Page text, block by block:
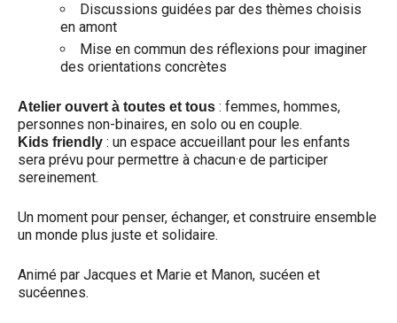
Discussions guidées par des thèmes choisis
en amont
Mise en commun des réflexions pour imaginer
des orientations concrètes
Atelier ouvert à toutes et tous : femmes, hommes,
personnes non-binaires, en solo ou en couple.
Kids friendly : un espace accueillant pour les enfants
sera prévu pour permettre à chacun·e de participer
sereinement.
Un moment pour penser, échanger, et construire ensemble
un monde plus juste et solidaire.
Animé par Jacques et Marie et Manon, sucéen et
sucéennes.